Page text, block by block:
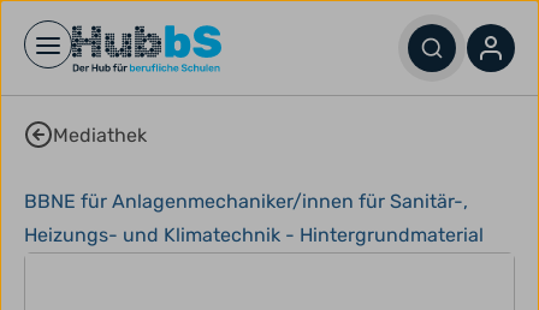
Open main menu
Mediathek
BBNE für Anlagenmechaniker/innen für Sanitär-,
Heizungs- und Klimatechnik - Hintergrundmaterial